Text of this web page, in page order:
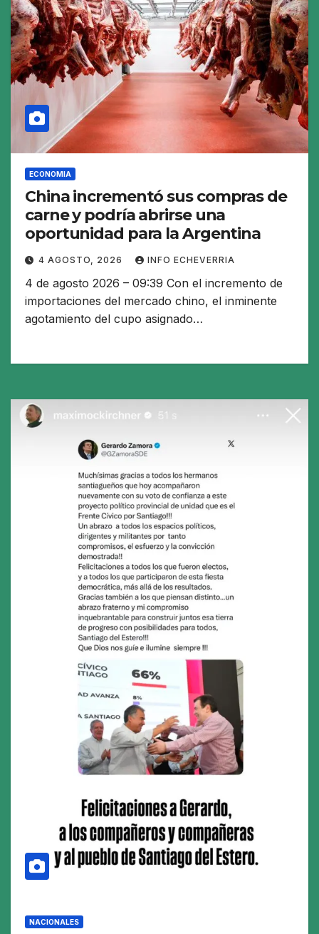
ECONOMIA
China incrementó sus compras de
carne y podría abrirse una
oportunidad para la Argentina
4 AGOSTO, 2026 INFO ECHEVERRIA
4 de agosto 2026 – 09:39 Con el incremento de
importaciones del mercado chino, el inminente
agotamiento del cupo asignado…
NACIONALES